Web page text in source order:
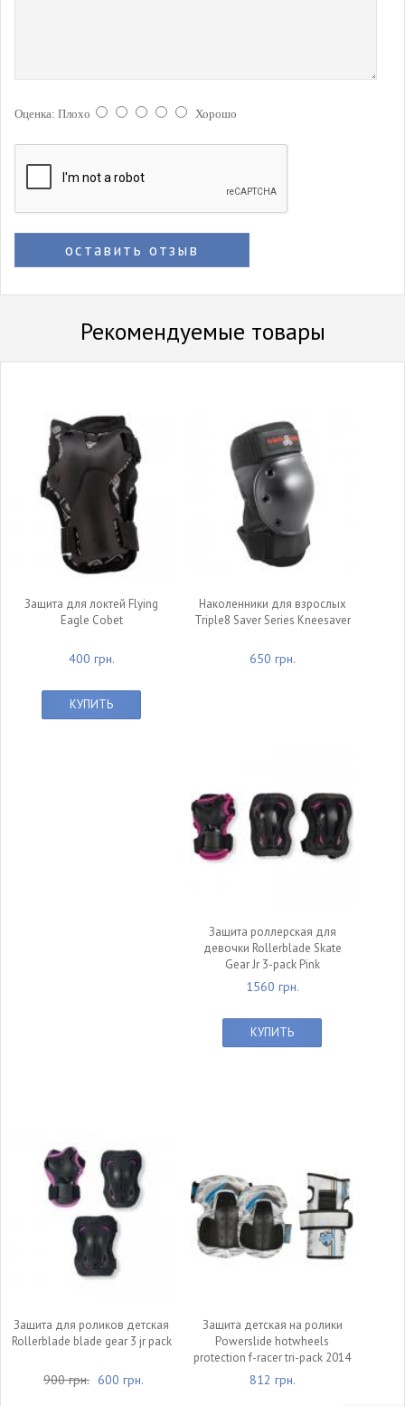
Оценка: Плохо Хорошо
оставить отзыв
Рекомендуемые товары
Защита для локтей Flying
Eagle Cobet
400 грн.
КУПИТЬ
Наколенники для взрослых
Triple8 Saver Series Kneesaver
650 грн.
Защита роллерская для
девочки Rollerblade Skate
Gear Jr 3-pack Pink
1560 грн.
КУПИТЬ
Защита для роликов детская
Rollerblade blade gear 3 jr pack
900 грн. 600 грн.
Защита детская на ролики
Powerslide hotwheels
protection f-racer tri-pack 2014
812 грн.